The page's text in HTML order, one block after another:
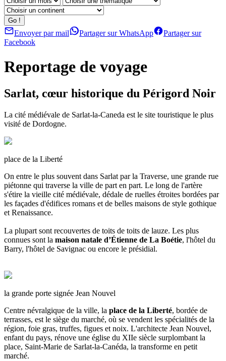
Envoyer par mail Partager sur WhatsApp
Partager sur
Facebook
Reportage de voyage
Sarlat, cœur historique du Périgord Noir
La cité médiévale de Sarlat-la-Caneda est le site touristique le plus
visité de Dordogne.
place de la Liberté
On entre le plus souvent dans Sarlat par la Traverse, une grande rue
piétonne qui traverse la ville de part en part. Le long de l'artère
s'étire la vieille cité médiévale, dédale de ruelles étroites bordées par
les façades d'édifices romans et de belles maisons de style gothique
et Renaissance.
La plupart sont recouvertes de toits de toits de lauze. Les plus
connues sont la maison natale d’Étienne de La Boétie, l'hôtel du
Barry, l'hôtel de Savignac ou encore le présidial.
la grande porte signée Jean Nouvel
Centre névralgique de la ville, la place de la Liberté, bordée de
terrasses, est le siège du marché, où se vendent les spécialités de la
région, foie gras, truffes, figues et noix. L'architecte Jean Nouvel,
enfant du pays, rénove une église du XIIe siècle surplombant la
place, Saint-Marie de Sarlat-la-Canéda, la transforme en petit
marché.